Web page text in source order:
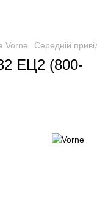
Vorne Середній
ЕЦ2 (800-